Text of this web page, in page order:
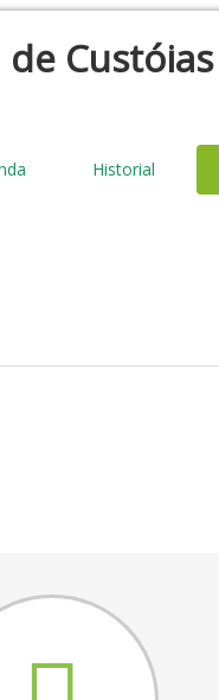
Custóias
Historial